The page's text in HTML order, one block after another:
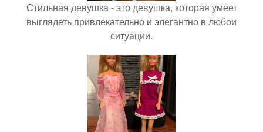
Стильная девушка - это девушка, которая умеет
выглядеть привлекательно и элегантно в любои
ситуации.